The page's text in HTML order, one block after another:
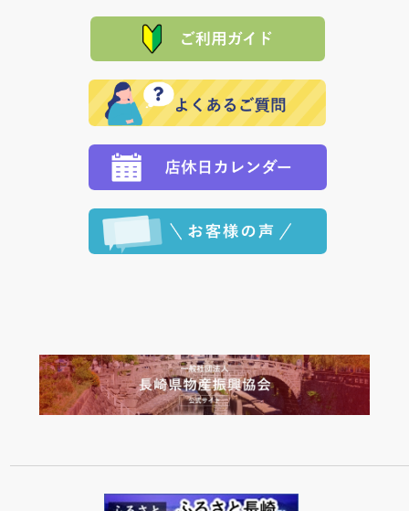
れの生産メーカーからお客様の元へ直送いたしますの
で、 それぞれ個別に送料が必要になります。
品代金を返金いたします。）
その際は誠に申し訳ありませんが、当協会までご注文
願いいたします。
た場合、お客様からの ご入金を確認した後で、商品を
※「クレジットカード」「PayPay」「楽天ペイ」を指
定された場合は、準備出来次第の便にてお送りいたし
ます。 （到着日指定をされている場合は、ご指定の日
程に合わせてお届けいたします。）